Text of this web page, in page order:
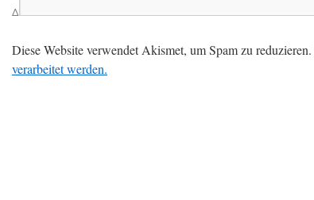
Δ
Diese Website verwendet Akismet, um Spam zu reduzieren.
verarbeitet werden.